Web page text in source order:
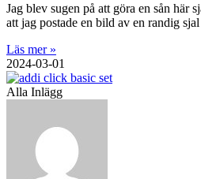
Jag blev sugen på att göra en sån här
att jag postade en bild av en randig
Läs mer »
2024-03-01
Alla Inlägg